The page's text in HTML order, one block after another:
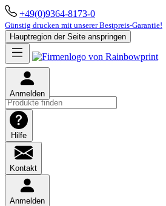
+49(0)9364-8173-0
Günstig drucken mit unserer Bestpreis-Garantie!
Hauptregion der Seite anspringen
Anmelden
Hilfe
Kontakt
Anmelden